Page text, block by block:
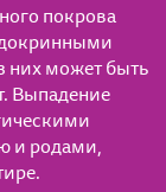
покрова
них может быть
Выпадение
и родами,